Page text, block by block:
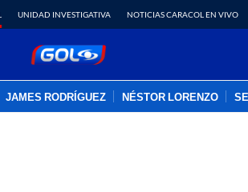
UNIDAD INVESTIGATIVA NOTICIAS CARACOL EN VIVO
JAMES RODRÍGUEZ NÉSTOR LORENZO